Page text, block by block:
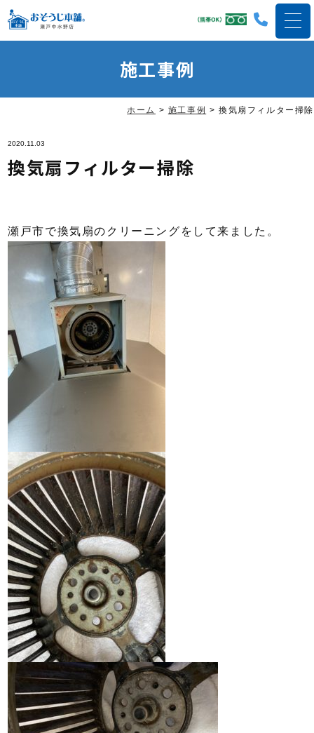
施工事例
ホーム > 施工事例 > 換気扇フィルター掃除
2020.11.03
換気扇フィルター掃除
瀬戸市で換気扇のクリーニングをして来ました。